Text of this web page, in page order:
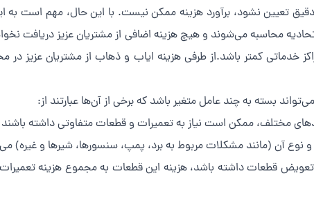
تعیین نشود، برآورد هزینه ممکن نیست. با این حال، مهم است به
محاسبه می‌شوند و هیچ هزینه اضافی از مشتریان عزیز دریافت
خدماتی کمتر باشد.از طرفی هزینه ایاب و ذهاب از مشتریان عزیز
بسته به چند عامل متغیر باشد که برخی از آن‌ها عبارتند از:
مختلف، ممکن است نیاز به تعمیرات و قطعات متفاوتی داشته باشند
نوع آن (مانند مشکلات مربوط به برد، پمپ، سنسورها، شیرها و غیره)
تعویض قطعات داشته باشد، هزینه این قطعات به مجموع هزینه